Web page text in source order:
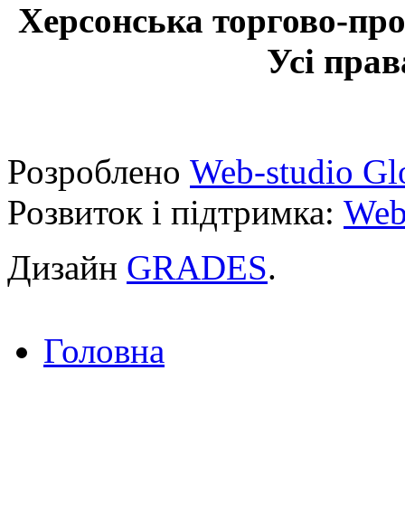
Херсонська торгово-
Усі
Розроблено Web-studio
Розвиток і підтримка:
Дизайн GRADES.
Головна